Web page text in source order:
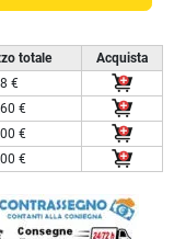
totale
Acquista
€
€
€
€